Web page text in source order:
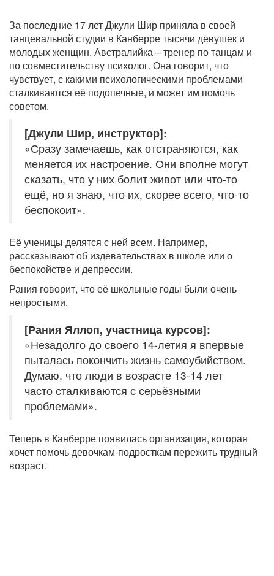
За последние 17 лет Джули Шир приняла в своей
танцевальной студии в Канберре тысячи девушек и
молодых женщин. Австралийка – тренер по танцам и
по совместительству психолог. Она говорит, что
чувствует, с какими психологическими проблемами
сталкиваются её подопечные, и может им помочь
советом.
[Джули Шир, инструктор]:
«Сразу замечаешь, как отстраняются, как
меняется их настроение. Они вполне могут
сказать, что у них болит живот или что-то
ещё, но я знаю, что их, скорее всего, что-то
беспокоит».
Её ученицы делятся с ней всем. Например,
рассказывают об издевательствах в школе или о
беспокойстве и депрессии.
Рания говорит, что её школьные годы были очень
непростыми.
[Рания Яллоп, участница курсов]:
«Незадолго до своего 14-летия я впервые
пыталась покончить жизнь самоубийством.
Думаю, что люди в возрасте 13-14 лет
часто сталкиваются с серьёзными
проблемами».
Теперь в Канберре появилась организация, которая
хочет помочь девочкам-подросткам пережить трудный
возраст.